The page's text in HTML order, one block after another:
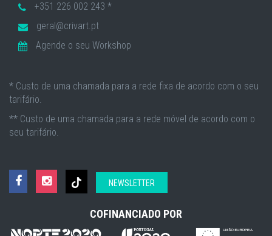
+351 226 002 243 *
geral@crivart.pt
Agende o seu Workshop
* Custo de uma chamada para a rede fixa de acordo com o seu
tarifário.
** Custo de uma chamada para a rede móvel de acordo com o
seu tarifário.
NEWSLETTER
COFINANCIADO POR